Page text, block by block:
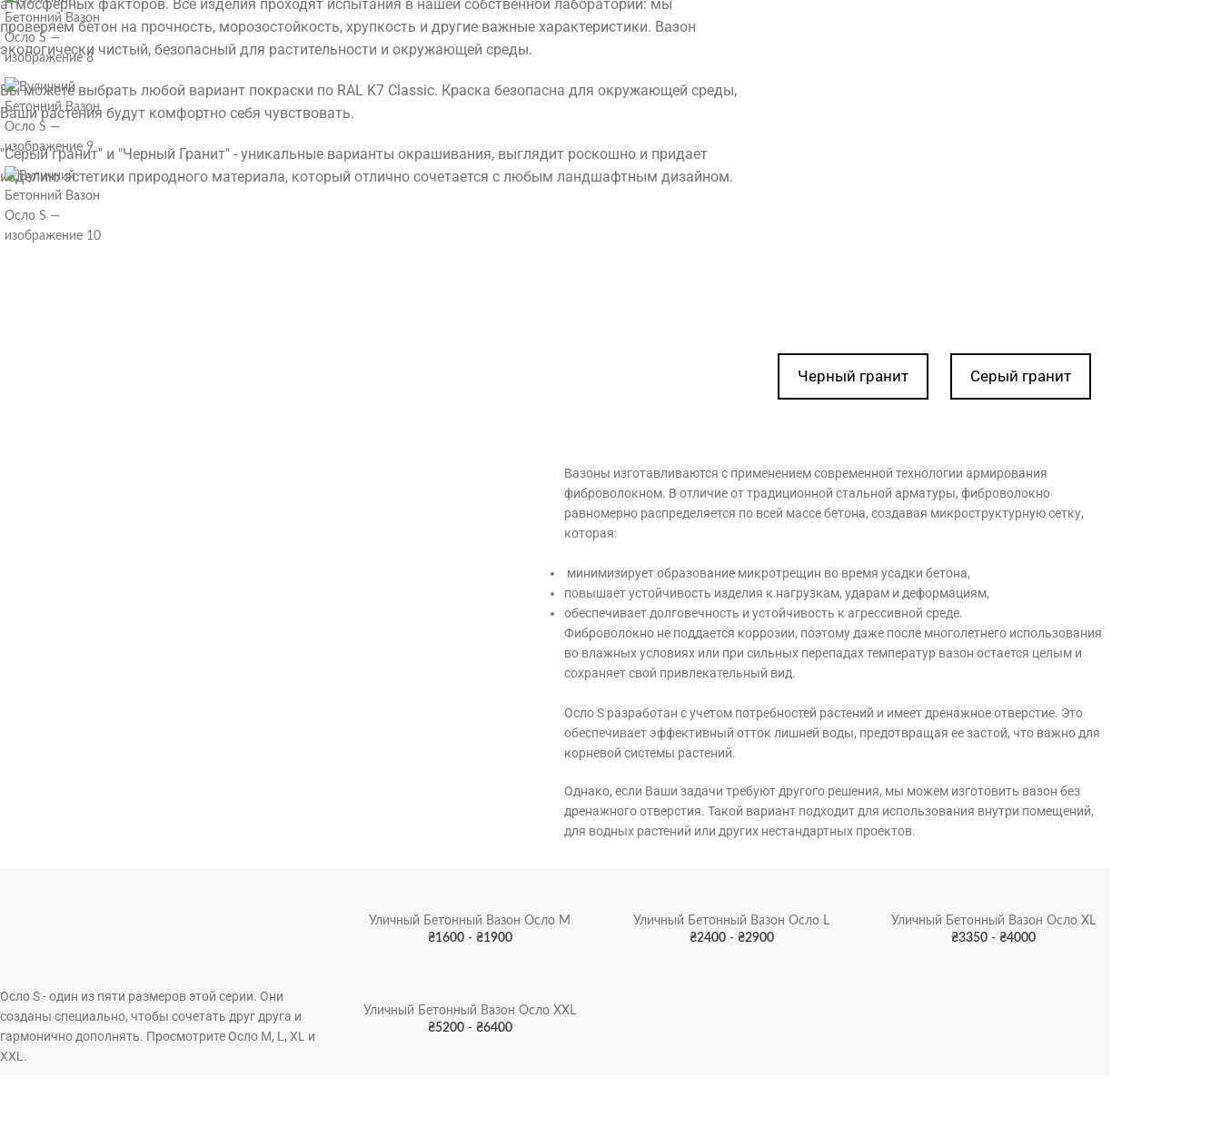
атмосферных факторов. Все изделия проходят испытания в нашей собственной лаборатории: мы
проверяем бетон на прочность, морозостойкость, хрупкость и другие важные характеристики. Вазон
экологически чистый, безопасный для растительности и окружающей среды.
Вы можете выбрать любой вариант покраски по RAL K7 Classic. Краска безопасна для окружающей среды,
Ваши растения будут комфортно себя чувствовать.
"Серый гранит" и "Черный Гранит" - уникальные варианты окрашивания, выглядит роскошно и придает
изделию эстетики природного материала, который отлично сочетается с любым ландшафтным дизайном.
Черный гранит Серый гранит
Вазоны изготавливаются с применением современной технологии армирования
фиброволокном. В отличие от традиционной стальной арматуры, фиброволокно
равномерно распределяется по всей массе бетона, создавая микроструктурную сетку,
которая:
минимизирует образование микротрещин во время усадки бетона,
повышает устойчивость изделия к нагрузкам, ударам и деформациям,
обеспечивает долговечность и устойчивость к агрессивной среде.
Фиброволокно не поддается коррозии, поэтому даже после многолетнего использования
во влажных условиях или при сильных перепадах температур вазон остается целым и
сохраняет свой привлекательный вид.
Осло S разработан с учетом потребностей растений и имеет дренажное отверстие. Это
обеспечивает эффективный отток лишней воды, предотвращая ее застой, что важно для
корневой системы растений.
Однако, если Ваши задачи требуют другого решения, мы можем изготовить вазон без
дренажного отверстия. Такой вариант подходит для использования внутри помещений,
для водных растений или других нестандартных проектов.
Осло S - один из пяти размеров этой серии. Они
созданы специально, чтобы сочетать друг друга и
гармонично дополнять. Просмотрите Осло M, L, XL и
XXL.
Уличный Бетонный Вазон Осло M
₴1600 - ₴1900
Уличный Бетонный Вазон Осло L
₴2400 - ₴2900
Уличный Бетонный Вазон Осло XL
₴3350 - ₴4000
Уличный Бетонный Вазон Осло XXL
₴5200 - ₴6400